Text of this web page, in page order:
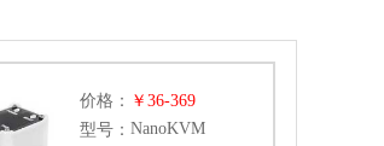
价格： ￥36-369
型号： NanoKVM